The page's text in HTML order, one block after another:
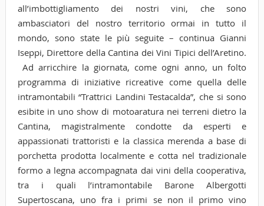
all’imbottigliamento dei nostri vini, che sono
ambasciatori del nostro territorio ormai in tutto il
mondo, sono state le più seguite – continua Gianni
Iseppi, Direttore della Cantina dei Vini Tipici dell’Aretino.
Ad arricchire la giornata, come ogni anno, un folto
programma di iniziative ricreative come quella delle
intramontabili “Trattrici Landini Testacalda”, che si sono
esibite in uno show di motoaratura nei terreni dietro la
Cantina, magistralmente condotte da esperti e
appassionati trattoristi e la classica merenda a base di
porchetta prodotta localmente e cotta nel tradizionale
formo a legna accompagnata dai vini della cooperativa,
tra i quali l’intramontabile Barone Albergotti
Supertoscana, uno fra i primi se non il primo vino